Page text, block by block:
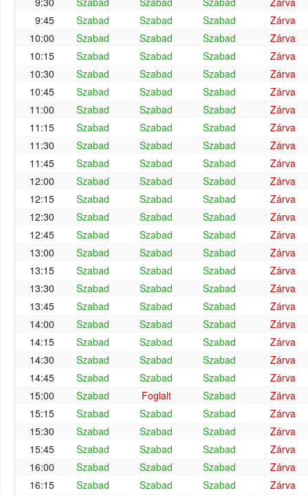
9:45
Szabad Szabad Szabad
Zárva
10:00
Szabad Szabad Szabad
Zárva
10:15
Szabad Szabad Szabad
Zárva
10:30
Szabad Szabad Szabad
Zárva
10:45
Szabad Szabad Szabad
Zárva
11:00
Szabad Szabad Szabad
Zárva
11:15
Szabad Szabad Szabad
Zárva
11:30
Szabad Szabad Szabad
Zárva
11:45
Szabad Szabad Szabad
Zárva
12:00
Szabad Szabad Szabad
Zárva
12:15
Szabad Szabad Szabad
Zárva
12:30
Szabad Szabad Szabad
Zárva
12:45
Szabad Szabad Szabad
Zárva
13:00
Szabad Szabad Szabad
Zárva
13:15
Szabad Szabad Szabad
Zárva
13:30
Szabad Szabad Szabad
Zárva
13:45
Szabad Szabad Szabad
Zárva
14:00
Szabad Szabad Szabad
Zárva
14:15
Szabad Szabad Szabad
Zárva
14:30
Szabad Szabad Szabad
Zárva
14:45
Szabad Szabad Szabad
Zárva
15:00
Szabad Foglalt Szabad
Zárva
15:15
Szabad Szabad Szabad
Zárva
15:30
Szabad Szabad Szabad
Zárva
15:45
Szabad Szabad Szabad
Zárva
16:00
Szabad Szabad Szabad
Zárva
16:15
Szabad Szabad Szabad Zárva